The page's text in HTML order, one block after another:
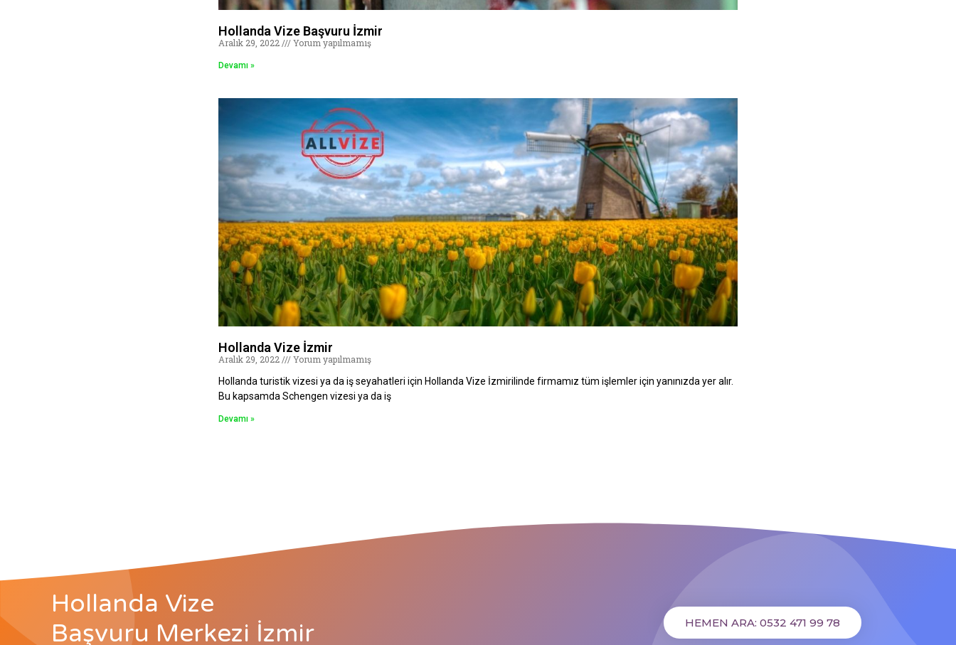
Hollanda Vize Başvuru İzmir
Aralık 29, 2022 Yorum yapılmamış
Devamı »
Hollanda Vize İzmir
Aralık 29, 2022
Yorum yapılmamış
Hollanda turistik vizesi ya da iş seyahatleri için Hollanda Vize İzmirilinde firmamız tüm işlemler için yanınızda yer alır.
Bu kapsamda Schengen vizesi ya da iş
Devamı »
Hollanda Vize
Başvuru Merkezi İzmir
HEMEN ARA: 0532 471 99 78